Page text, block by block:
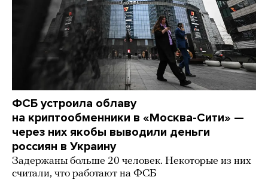
ФСБ устроила облаву
на криптообменники в «Москва-Сити» —
через них якобы выводили деньги
россиян в Украину
Задержаны больше 20 человек. Некоторые из них
считали, что работают на ФСБ